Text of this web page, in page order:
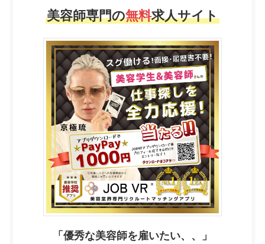
彼の理念は、美容技術を通して一人ひとりが「最も美しい自
ア技術を台湾市場にも導入し、より多くの台湾の方々にプロレ
ベルの美容体験を提供しています。
【これまでの実績】
・世界的に認められた「世界一のヘアデザイナー」
・日本のトップヘアブランド「KYOGOKU」創設者
・アジアで最も人気のあるヘアアーティストであり、10万人以
上のプロ美容師を指導
京極琉プロフィール
美容師専門の無料求人サイト
「優秀な美容師を雇いたい、、」